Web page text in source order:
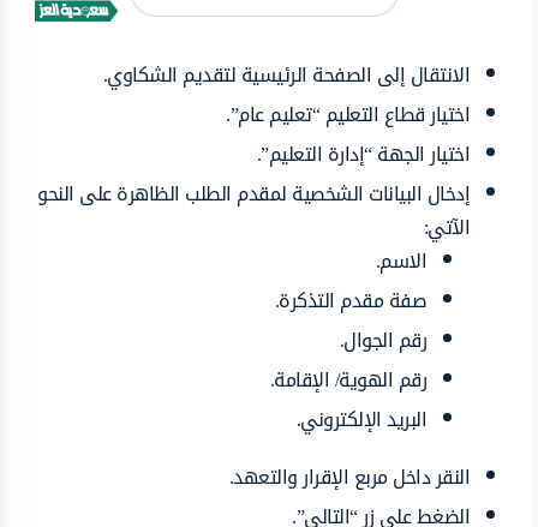
الانتقال إلى الصفحة الرئيسية لتقديم الشكاوي.
اختيار قطاع التعليم “تعليم عام”.
اختيار الجهة “إدارة التعليم”.
إدخال البيانات الشخصية لمقدم الطلب الظاهرة على النحو
الآتي:
الاسم.
صفة مقدم التذكرة.
رقم الجوال.
رقم الهوية/ الإقامة.
البريد الإلكتروني.
النقر داخل مربع الإقرار والتعهد.
الضغط على زر “التالي”.